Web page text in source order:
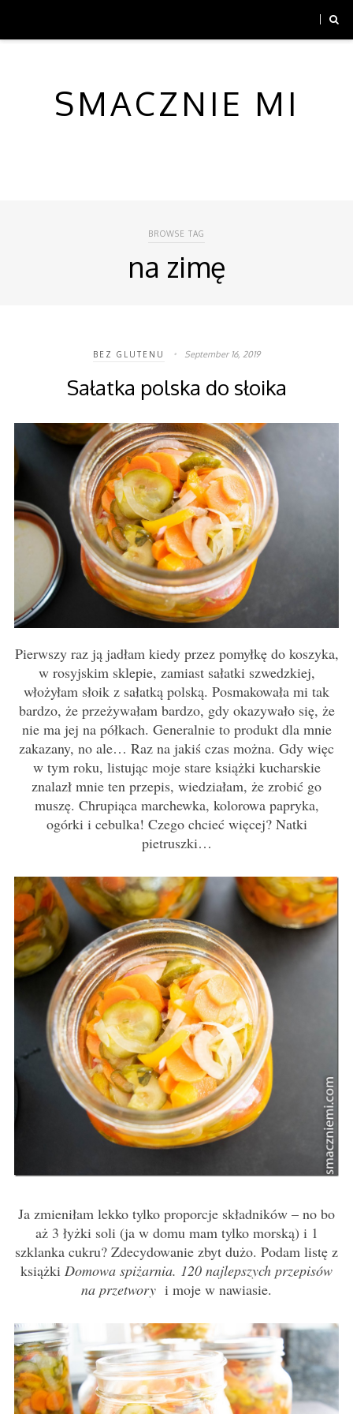
SMACZNIE MI
BROWSE TAG
na zimę
BEZ GLUTENU September 16, 2019
Sałatka polska do słoika
Pierwszy raz ją jadłam kiedy przez pomyłkę do koszyka,
w rosyjskim sklepie, zamiast sałatki szwedzkiej,
włożyłam słoik z sałatką polską. Posmakowała mi tak
bardzo, że przeżywałam bardzo, gdy okazywało się, że
nie ma jej na półkach. Generalnie to produkt dla mnie
zakazany, no ale… Raz na jakiś czas można. Gdy więc
w tym roku, listując moje stare książki kucharskie
znalazł mnie ten przepis, wiedziałam, że zrobić go
muszę. Chrupiąca marchewka, kolorowa papryka,
ogórki i cebulka! Czego chcieć więcej? Natki
pietruszki…
Ja zmieniłam lekko tylko proporcje składników – no bo
aż 3 łyżki soli (ja w domu mam tylko morską) i 1
szklanka cukru? Zdecydowanie zbyt dużo. Podam listę z
książki Domowa spiżarnia. 120 najlepszych przepisów
na przetwory i moje w nawiasie.